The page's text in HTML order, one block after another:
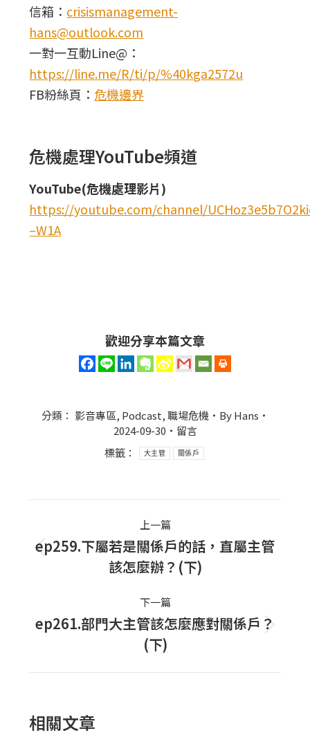
信箱： crisismanagement-
hans@outlook.com
一對一互動Line@：
https://line.me/R/ti/p/%40kga2572u
FB粉絲頁： 危機邊界
危機處理YouTube頻道
YouTube(危機處理影片)
https://youtube.com/channel/
–W1A
歡迎分享本篇文章
分類： 影音專區, Podcast,職場危機 ByHans
2024-09-30
留言
標籤：
大主管 關係戶
navigation
上一篇
上
一
篇
文
章：
ep259.下屬若是關係戶的話，直屬主管
該怎麼辦？(下)
下一篇
下
一
篇
ep261.部門大主管該怎麼應對關係戶？
(下)
相關文章